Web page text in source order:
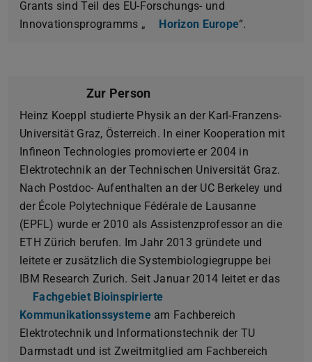
Grants sind Teil des EU-Forschungs- und
Innovationsprogramms „
Horizon Europe“.
Zur Person
Heinz Koeppl studierte Physik an der Karl-Franzens-
Universität Graz, Österreich. In einer Kooperation mit
Infineon Technologies promovierte er 2004 in
Elektrotechnik an der Technischen Universität Graz.
Nach Postdoc- Aufenthalten an der UC Berkeley und
der École Polytechnique Fédérale de Lausanne
(EPFL) wurde er 2010 als Assistenzprofessor an die
ETH Zürich berufen. Im Jahr 2013 gründete und
leitete er zusätzlich die Systembiologiegruppe bei
IBM Research Zurich. Seit Januar 2014 leitet er das
Fachgebiet Bioinspirierte
Kommunikationssystemeam Fachbereich
Elektrotechnik und Informationstechnik der TU
Darmstadt und ist Zweitmitglied am Fachbereich